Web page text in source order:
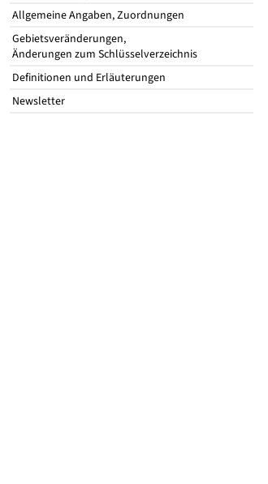
Allgemeine Angaben, Zuordnungen
Gebietsveränderungen,
Änderungen zum Schlüsselverzeichnis
Definitionen und Erläuterungen
Newsletter